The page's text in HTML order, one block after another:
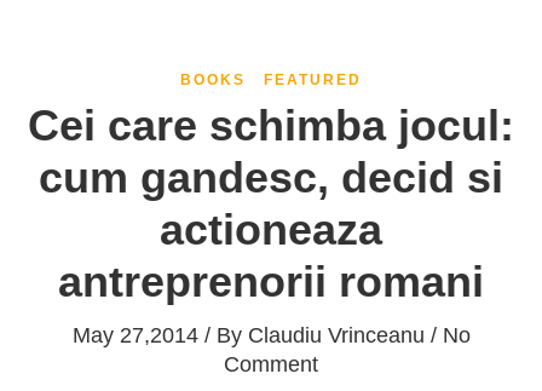
BOOKS FEATURED
Cei care schimba jocul:
cum gandesc, decid si
actioneaza
antreprenorii romani
May 27,2014 / By Claudiu Vrinceanu / No
Comment